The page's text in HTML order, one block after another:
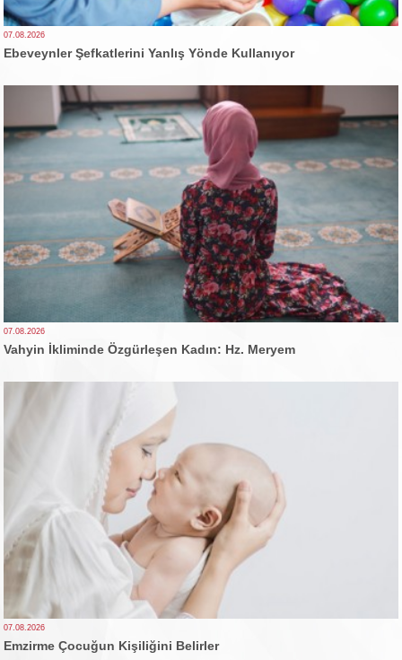
07.08.2026
Ebeveynler Şefkatlerini Yanlış Yönde Kullanıyor
07.08.2026
Vahyin İkliminde Özgürleşen Kadın: Hz. Meryem
07.08.2026
Emzirme Çocuğun Kişiliğini Belirler